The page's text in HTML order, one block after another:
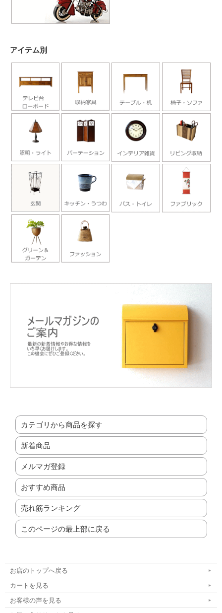
アイテム別
カテゴリから商品を探す
新着商品
メルマガ登録
おすすめ商品
売れ筋ランキング
このページの最上部に戻る
お店のトップへ戻る
カートを見る
お客様の声を見る